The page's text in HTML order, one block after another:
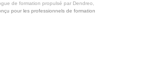
de formation propulsé par Dendreo,
pour les professionnels de formation